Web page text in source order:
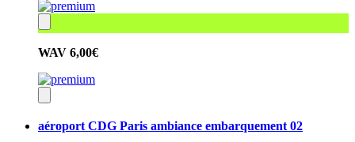
WAV 6,00€
aéroport CDG Paris ambiance embarquement 02